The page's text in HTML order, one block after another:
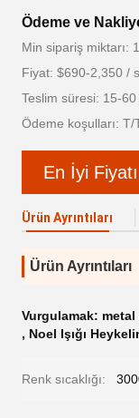
Ödeme ve
Min sipariş miktarı: 1
Fiyat: $690-2,350 /
Teslim süresi: 15-60
Ödeme koşulları: T/
En İyi Fiyatı
Ürün Ayrıntıları
Ürün Ayrıntıları
Vurgulamak: metal
, Noel Işığı
Renk sıcaklığı: